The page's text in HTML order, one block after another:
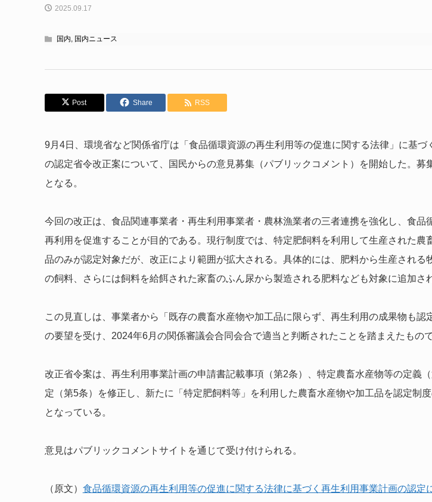
2025.09.17
国内, 国内ニュース
Post Share RSS
9月4日、環境省など関係省庁は「食品循環資源の再生利用等の促進に関する法律」に基づ
の認定省令改正案について、国民からの意見募集（パブリックコメント）を開始した。募
となる。
今回の改正は、食品関連事業者・再生利用事業者・農林漁業者の三者連携を強化し、食品
再利用を促進することが目的である。現行制度では、特定肥飼料を利用して生産された農
品のみが認定対象だが、改正により範囲が拡大される。具体的には、肥料から生産される
の飼料、さらには飼料を給餌された家畜のふん尿から製造される肥料なども対象に追加さ
この見直しは、事業者から「既存の農畜水産物や加工品に限らず、再生利用の成果物も認
の要望を受け、2024年6月の関係審議会合同会合で適当と判断されたことを踏まえたもので
改正省令案は、再生利用事業計画の申請書記載事項（第2条）、特定農畜水産物等の定義
定（第5条）を修正し、新たに「特定肥飼料等」を利用した農畜水産物や加工品を認定制
となっている。
意見はパブリックコメントサイトを通じて受け付けられる。
（原文） 食品循環資源の再生利用等の促進に関する法律に基づく再生利用事業計画の認定